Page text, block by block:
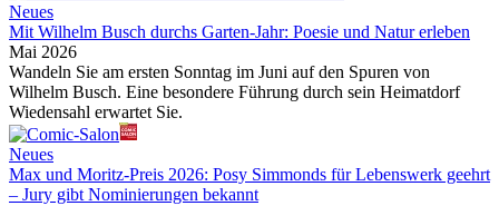
Neues
Mit Wilhelm Busch durchs Garten-Jahr: Poesie und Natur erleben
Mai 2026
Wandeln Sie am ersten Sonntag im Juni auf den Spuren von
Wilhelm Busch. Eine besondere Führung durch sein Heimatdorf
Wiedensahl erwartet Sie.
Neues
Max und Moritz-Preis 2026: Posy Simmonds für Lebenswerk geehrt
– Jury gibt Nominierungen bekannt